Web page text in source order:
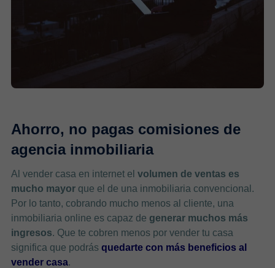
Ahorro, no pagas comisiones de
agencia inmobiliaria
Al vender casa en internet el volumen de ventas es
mucho mayorque el de una inmobiliaria convencional.
Por lo tanto, cobrando mucho menos al cliente, una
inmobiliaria online es capaz de generar muchos más
ingresos. Que te cobren menos por vender tu casa
significa que podrás quedarte con más beneficios al
vender casa.